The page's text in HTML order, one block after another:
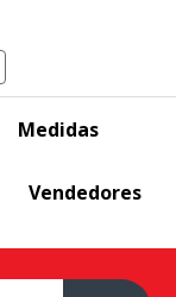
Medidas
Vendedores